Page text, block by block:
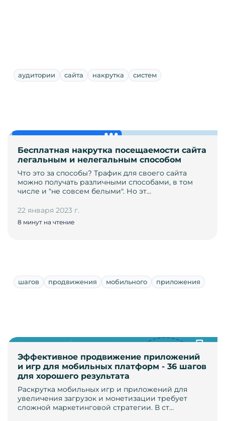
аудитории сайта накрутка систем
Бесплатная накрутка посещаемости сайта
легальным и нелегальным способом
Что это за способы? Трафик для своего сайта
можно получать различными способами, в том
числе и "не совсем белыми". Но эт…
22 января 2023 г.
8 минут на чтение
шагов продвижения мобильного приложения
Эффективное продвижение приложений
и игр для мобильных платформ - 36 шагов
для хорошего результата
Раскрутка мобильных игр и приложений для
увеличения загрузок и монетизации требует
сложной маркетинговой стратегии. В ст…